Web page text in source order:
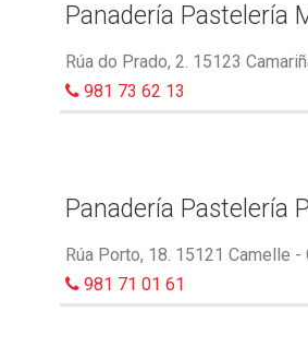
Panadería Pastelería
Rúa do Prado, 2. 15123
981 73 62 13
Panadería Pastelería
Rúa Porto, 18. 15121 Camelle -
981 71 01 61